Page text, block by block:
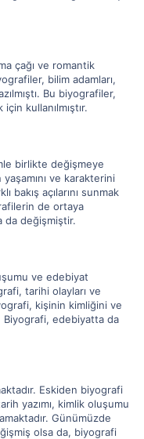
çağı ve romantik
bilim adamları,
Bu biyografiler,
için kullanılmıştır.
birlikte değişmeye
ve karakterini
bakış açılarını sunmak
de ortaya
da değişmiştir.
ve edebiyat
tarihi olayları ve
kişinin kimliğini ve
Biyografi, edebiyatta da
Eskiden biyografi
yazımı, kimlik oluşumu
Günümüzde
olsa da, biyografi